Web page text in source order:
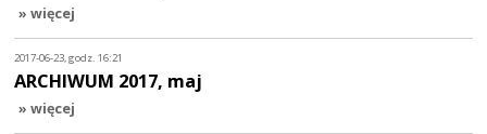
» więcej
2017-06-23, godz. 16:21
ARCHIWUM 2017, maj
» więcej